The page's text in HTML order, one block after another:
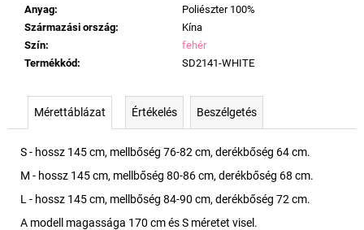
Anyag:
Poliészter 100%
Származási ország:
Kína
Szín:
fehér
Termékkód: SD2141-WHITE
Mérettáblázat Értékelés Beszélgetés
S - hossz 145 cm, mellbőség 76-82 cm, derékbőség 64 cm.
M - hossz 145 cm, mellbőség 80-86 cm, derékbőség 68 cm.
L - hossz 145 cm, mellbőség 84-90 cm, derékbőség 72 cm.
A modell magassága 170 cm és S méretet visel.